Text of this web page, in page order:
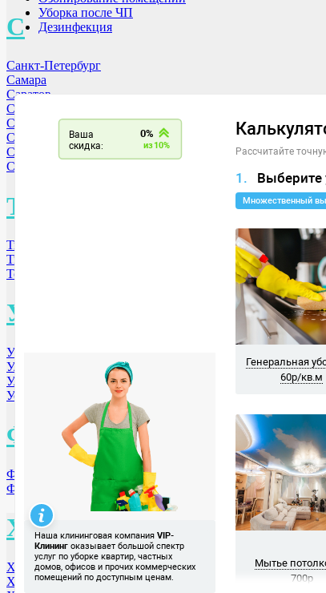
С
Санкт-Петербург
Самара
Саратов
Смоленск
Сергиев-Посад МО
Серпухов МО
Свободный
Симферополь
Т
Тверь
Тюмень
Томск
У
Уфа
Ульяновск
Улан-Удэ
Уссурийск
Ф
Фролово
Фрязино
Х
Хабаровск
Ханты-Мансийск
Уборка после ЧП
Дезинфекция